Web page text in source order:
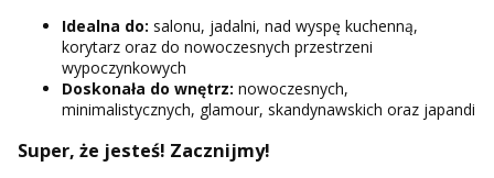
Idealna do: salonu, jadalni, nad wyspę kuchenną,
korytarz oraz do nowoczesnych przestrzeni
wypoczynkowych
Doskonała do wnętrz: nowoczesnych,
minimalistycznych, glamour, skandynawskich oraz japandi
Super, że jesteś! Zacznijmy!